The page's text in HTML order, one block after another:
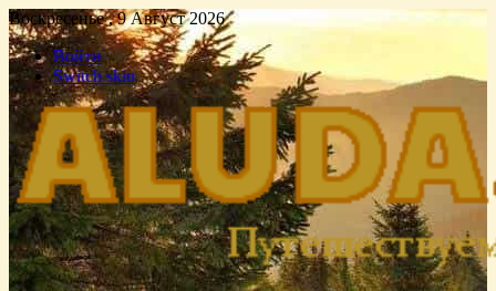
Воскресенье , 9 Август 2026
Войти
Switch skin